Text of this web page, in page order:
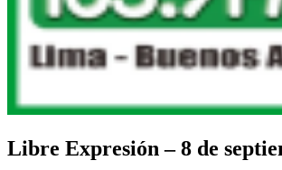
Libre Expresión – 8 de